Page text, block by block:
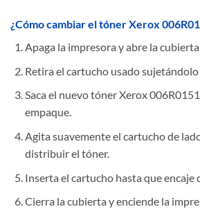
¿Cómo cambiar el tóner Xerox
Apaga la impresora y abre la
Retira el cartucho usado sujetándolo
Saca el nuevo tóner Xerox
empaque.
Agita suavemente el cartucho de
distribuir el tóner.
Inserta el cartucho hasta que encaje
Cierra la cubierta y enciende la